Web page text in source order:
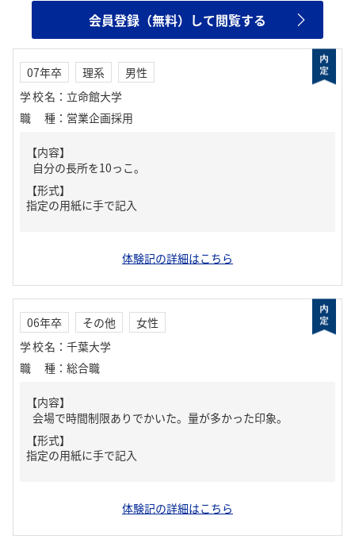
会員登録（無料）して閲覧する
07年卒 理系
男性
学校名 ： 立命館大学
職種 ： 営業企画採用
【内容】
自分の長所を10っこ。
【形式】
指定の用紙に手で記入
体験記の詳細はこちら
06年卒 その他
女性
学校名 ： 千葉大学
職種 ： 総合職
【内容】
会場で時間制限ありでかいた。量が多かった印象。
【形式】
指定の用紙に手で記入
体験記の詳細はこちら